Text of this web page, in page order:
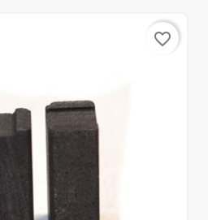
favorite_border